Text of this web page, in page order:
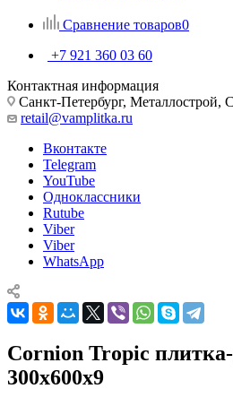
Сравнение товаров0
+7 921 360 03 60
Контактная информация
Санкт-Петербург, Металлострой,
retail@vamplitka.ru
Вконтакте
Telegram
YouTube
Одноклассники
Rutube
Viber
Viber
WhatsApp
Cornion Tropic
300x600x9